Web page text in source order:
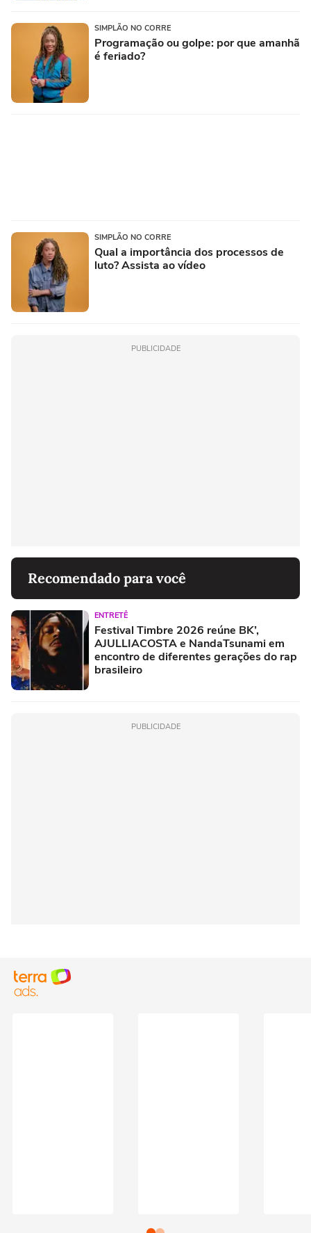
SIMPLÃO NO CORRE
Programação ou golpe: por que amanhã
é feriado?
SIMPLÃO NO CORRE
Qual a importância dos processos de
luto? Assista ao vídeo
PUBLICIDADE
Recomendado para você
ENTRETÊ
Festival Timbre 2026 reúne BK’,
AJULLIACOSTA e NandaTsunami em
encontro de diferentes gerações do rap
brasileiro
PUBLICIDADE